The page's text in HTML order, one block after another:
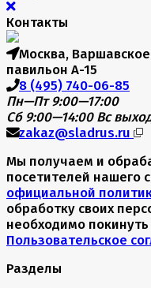
Контакты
Москва,
павильон А-15
8 (495) 740-06-85
Пн—Пт 9:00—17:00
Сб 9:00—14:00 Вс
zakaz@sladrus.ru
Мы получаем и
посетителей нашего
официальной
обработку своих
необходимо
Пользовательское
Разделы